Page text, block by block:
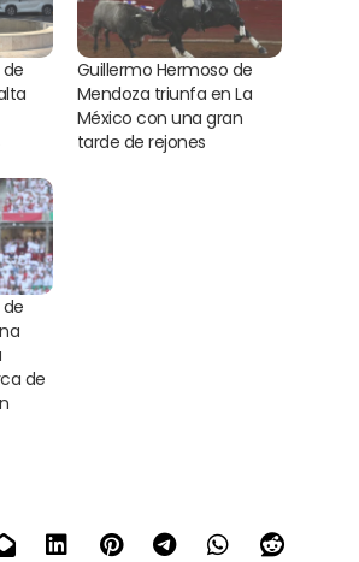
Guillermo Hermoso de
Mendoza triunfa en La
México con una gran
tarde de rejones
de